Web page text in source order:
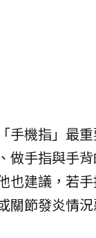
手機指」最
做手指與手
也建議，若
關節發炎情況